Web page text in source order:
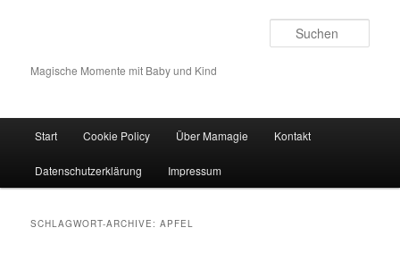
Magische Momente mit Baby und Kind
Zum Inhalt wechseln
Zum sekundären Inhalt wechseln
Start Cookie Policy Über Mamagie Kontakt
Datenschutzerklärung Impressum
SCHLAGWORT-ARCHIVE:APFEL